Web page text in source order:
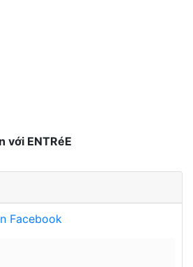
với ENTRéE
Facebook